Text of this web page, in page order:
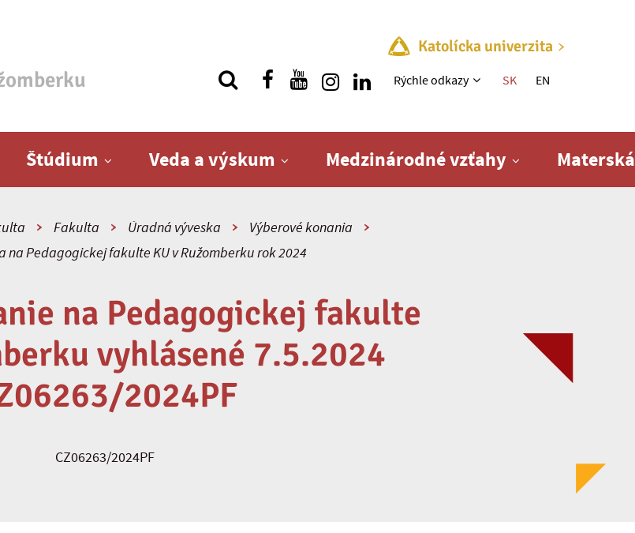
Katolícka univerzita
Rýchle menu
Rýchle odkazy SK EN
Štúdium Veda a výskum Medzinárodné vzťahy
Fakulta Úradná výveska
Výberové konania
na Pedagogickej fakulte KU v Ružomberku rok 2024
na Pedagogickej fakulte
vyhlásené 7.5.2024
2024PF
CZ06263/2024PF